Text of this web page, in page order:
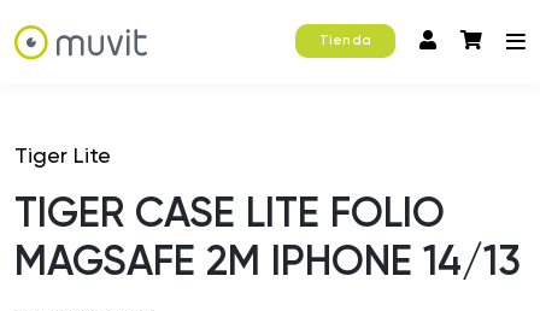
Tienda
Tiger Lite
TIGER CASE LITE FOLIO
MAGSAFE 2M IPHONE 14/13